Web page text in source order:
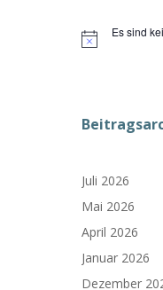
Hinweis
Es sind
Juli 2026
Mai 2026
April 2026
Januar 2026
Dezember